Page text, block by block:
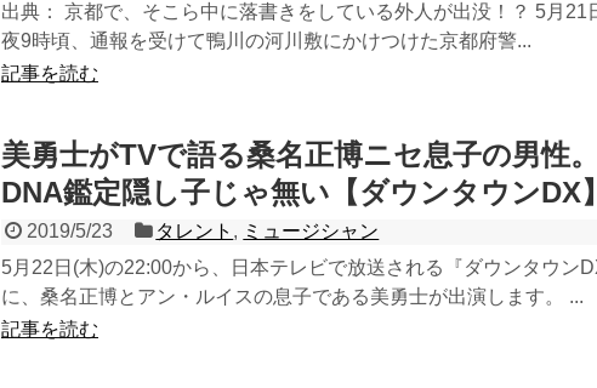
出典： 京都で、そこら中に落書きをしている外人が出没！？ 5月21
夜9時頃、通報を受けて鴨川の河川敷にかけつけた京都府警...
記事を読む
美勇士がTVで語る桑名正博ニセ息子の男性。
DNA鑑定隠し子じゃ無い【ダウンタウンDX】
2019/5/23 タレント , ミュージシャン
5月22日(木)の22:00から、日本テレビで放送される『ダウンタウン
に、桑名正博とアン・ルイスの息子である美勇士が出演します。 ...
記事を読む